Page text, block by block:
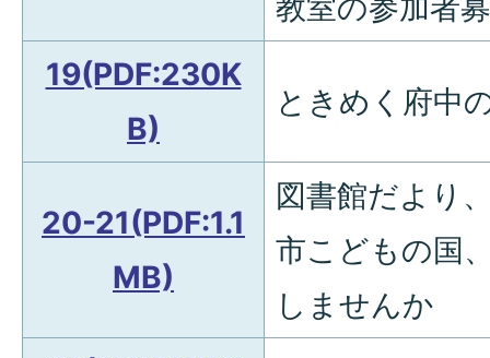
教室の参加者
19(PDF:230K
B)
ときめく府中
20-21(PDF:1.1
MB)
図書館だより
市こどもの国
しませんか